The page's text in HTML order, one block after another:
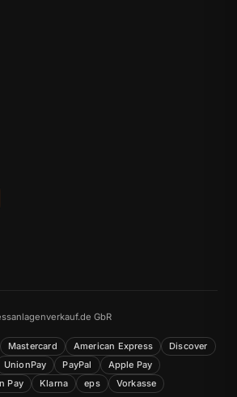
GbR
Mastercard American Express
Discover
UnionPay PayPal
Apple Pay
Pay Klarna eps Vorkasse